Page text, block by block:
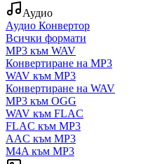
Аудио
Аудио Конвертор
Всички формати
MP3 към WAV
Конвертиране на MP3
WAV към MP3
Конвертиране на WAV
MP3 към OGG
WAV към FLAC
FLAC към MP3
AAC към MP3
M4A към MP3